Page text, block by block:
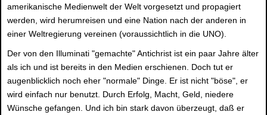
amerikanische Medienwelt der Welt vorgesetzt und propagiert
werden, wird herumreisen und eine Nation nach der anderen in
einer Weltregierung vereinen (voraussichtlich in die UNO).
Der von den Illuminati "gemachte" Antichrist ist ein paar Jahre älter
als ich und ist bereits in den Medien erschienen. Doch tut er
augenblicklich noch eher "normale" Dinge. Er ist nicht "böse", er
wird einfach nur benutzt. Durch Erfolg, Macht, Geld, niedere
Wünsche gefangen. Und ich bin stark davon überzeugt, daß er